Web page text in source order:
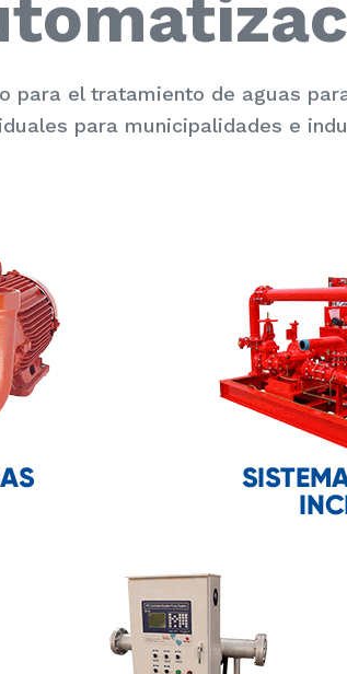
para el tratamiento de aguas
para municipalidades e